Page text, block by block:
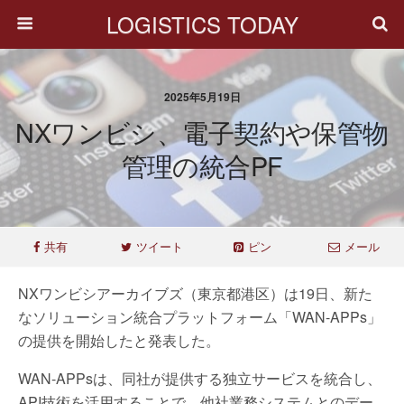
LOGISTICS TODAY
2025年5月19日
NXワンビシ、電子契約や保管物
管理の統合PF
共有 ツイート ピン メール
NXワンビシアーカイブズ（東京都港区）は19日、新た
なソリューション統合プラットフォーム「WAN-APPs」
の提供を開始したと発表した。
WAN-APPsは、同社が提供する独立サービスを統合し、